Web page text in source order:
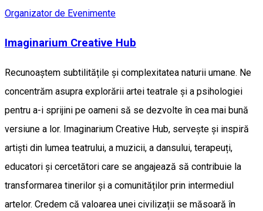
Organizator de Evenimente
Imaginarium Creative Hub
Recunoaștem subtilitățile și complexitatea naturii umane. Ne
concentrăm asupra explorării artei teatrale și a psihologiei
pentru a-i sprijini pe oameni să se dezvolte în cea mai bună
versiune a lor. Imaginarium Creative Hub, servește și inspiră
artiști din lumea teatrului, a muzicii, a dansului, terapeuți,
educatori și cercetători care se angajează să contribuie la
transformarea tinerilor și a comunităților prin intermediul
artelor. Credem că valoarea unei civilizații se măsoară în